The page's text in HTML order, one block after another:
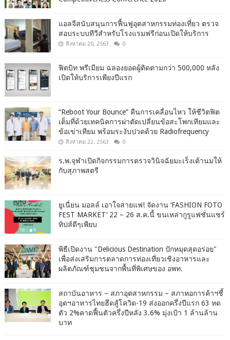
แอลจีสนับสนุนการฟื้นฟูอุตสาหกรรมท่องเที่ยว ตรวจ
สอบระบบทีวีสำหรับโรงแรมฟรีก่อนเปิดให้บริการ
สิงหาคม 20, 2563 0
ฟิตบิท พรีเมียม ฉลองยอดผู้ติดตามกว่า 500,000 หลัง
เปิดให้บริการเพียงปีแรก
“Reboot Your Bounce” คืนการเคลื่อนไหว ให้ชีวิตฟิต
เต็มที่ด้วยเทคนิคการผ่าตัดเปลี่ยนข้อสะโพกเทียมและ
ข้อเข่าเทียม พร้อมระงับปวดด้วย Radiofrequency
สิงหาคม 22, 2563 0
ร.พ.จุฬาเปิดกิจกรรมการตรวจวินิจฉัยมะเร็งเต้านมให้
กับสุภาพสตรี
ยูเนี่ยน มอลล์ เอาใจสายแฟ! จัดงาน ‘FASHION FOTO
FEST MARKET’ 22 – 26 ส.ค.นี้ ขนเหล่ากูรูแฟชั่นแชร์
ทิปส์ดีๆเพียบ
พิธีเปิดงาน "Delicious Destination ปักหมุดสุดอร่อย"
เพื่อส่งเสริมการตลาดการท่องเที่ยวเชิงอาหารและ
ผลิตภัณฑ์ชุมชนจากพื้นที่พิเศษของ อพท.
สถาบันอาหาร – สภาอุตสาหกรรม – สภาหอการค้าฯชี้
อุตฯอาหารไทยฮึดสู้โควิด-19 ส่งออกครึ่งปีแรก 63 หด
ตัว 2%คาดฟื้นตัวครึ่งปีหลัง 3.6% มุ่งเป้า 1 ล้านล้าน
บาท